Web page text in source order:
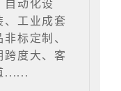
自动化设
、工业成套
标定制、
跨度大、客
......